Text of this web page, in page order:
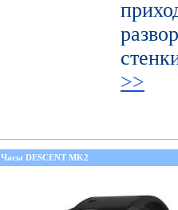
>>
Часы DESCENT MK2